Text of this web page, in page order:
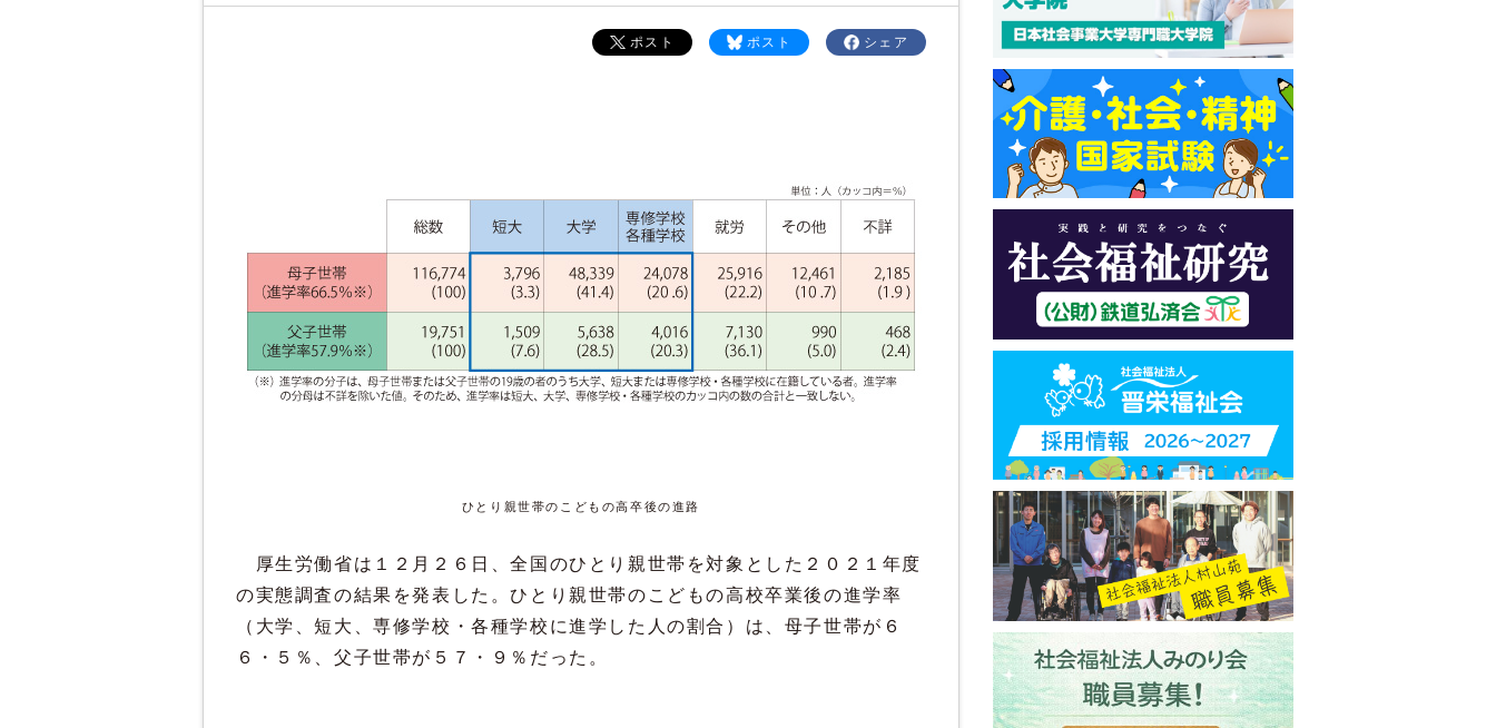
シェア
ポスト
ポスト
ひとり親世帯のこどもの高卒後の進路
厚生労働省は１２月２６日、全国のひとり親世帯を対象とした２０２１年度
の実態調査の結果を発表した。ひとり親世帯のこどもの高校卒業後の進学率
（大学、短大、専修学校・各種学校に進学した人の割合）は、母子世帯が６
６・５％、父子世帯が５７・９％だった。